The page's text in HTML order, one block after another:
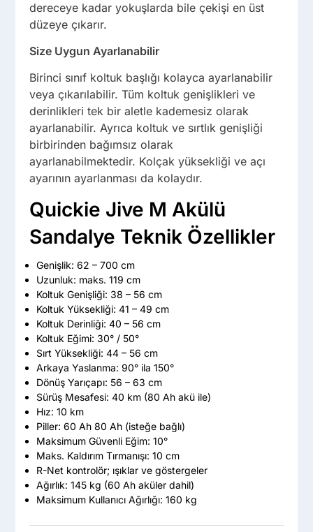
dereceye kadar yokuşlarda bile çekişi en üst
düzeye çıkarır.
Size Uygun Ayarlanabilir
Birinci sınıf koltuk başlığı kolayca ayarlanabilir
veya çıkarılabilir. Tüm koltuk genişlikleri ve
derinlikleri tek bir aletle kademesiz olarak
ayarlanabilir. Ayrıca koltuk ve sırtlık genişliği
birbirinden bağımsız olarak
ayarlanabilmektedir. Kolçak yüksekliği ve açı
ayarının ayarlanması da kolaydır.
Quickie Jive M Akülü
Sandalye Teknik Özellikler
Genişlik: 62 – 700 cm
Uzunluk: maks. 119 cm
Koltuk Genişliği: 38 – 56 cm
Koltuk Yüksekliği: 41 – 49 cm
Koltuk Derinliği: 40 – 56 cm
Koltuk Eğimi: 30° / 50°
Sırt Yüksekliği: 44 – 56 cm
Arkaya Yaslanma: 90° ila 150°
Dönüş Yarıçapı: 56 – 63 cm
Sürüş Mesafesi: 40 km (80 Ah akü ile)
Hız: 10 km
Piller: 60 Ah 80 Ah (isteğe bağlı)
Maksimum Güvenli Eğim: 10°
Maks. Kaldırım Tırmanışı: 10 cm
R-Net kontrolör; ışıklar ve göstergeler
Ağırlık: 145 kg (60 Ah aküler dahil)
Maksimum Kullanıcı Ağırlığı: 160 kg